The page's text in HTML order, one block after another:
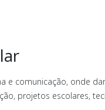
e comunicação, onde
projetos escolares,